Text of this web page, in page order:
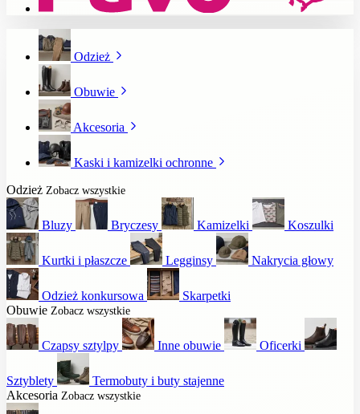
Odzież
Obuwie
Akcesoria
Kaski i kamizelki ochronne
Odzież Zobacz wszystkie
Bluzy Bryczesy Kamizelki Koszulki
Kurtki i płaszcze Legginsy Nakrycia głowy
Odzież konkursowa
Skarpetki
Obuwie Zobacz wszystkie
Czapsy sztylpy Inne obuwie Oficerki
Sztyblety
Termobuty i buty stajenne
Akcesoria Zobacz wszystkie